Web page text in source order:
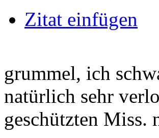
Zitat einfügen
grummel, ich
natürlich sehr
geschützten Miss.